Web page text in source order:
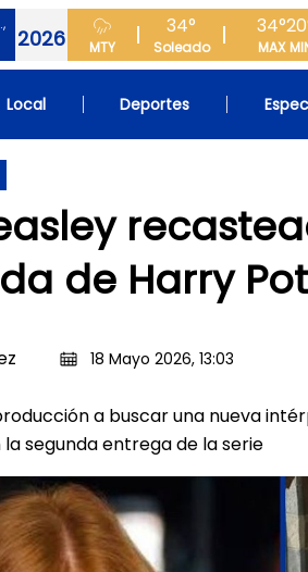
2026 MTY
34°
Soleado
34°
MAX
Local Deportes
de Harry
18 Mayo 2026, 13:03
a buscar una nueva
segunda entrega de la serie